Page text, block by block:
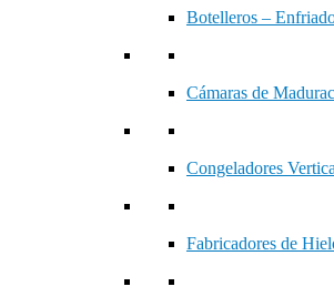
Botelleros –
Cámaras de
Congeladores
Fabricadores de